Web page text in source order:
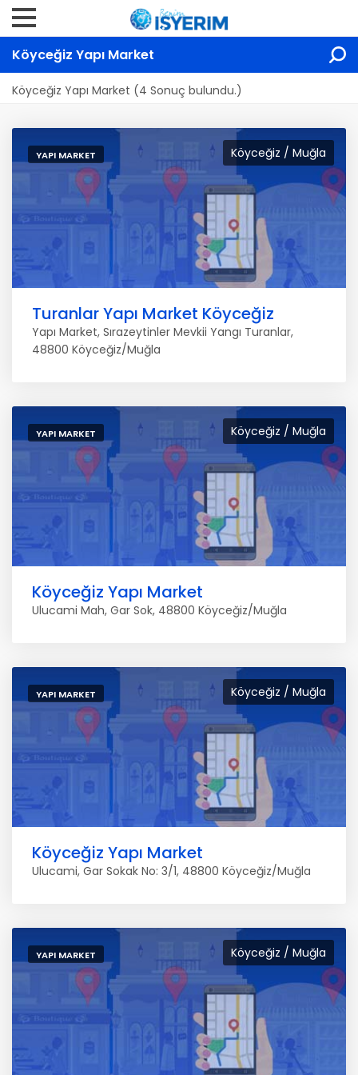
Köyceğiz Yapı Market
Köyceğiz Yapı Market (4 Sonuç bulundu.)
Köyceğiz / Muğla
YAPI MARKET
Turanlar Yapı Market Köyceğiz
Yapı Market, Sırazeytinler Mevkii Yangı Turanlar,
48800 Köyceğiz/Muğla
Köyceğiz / Muğla
YAPI MARKET
Köyceğiz Yapı Market
Ulucami Mah, Gar Sok, 48800 Köyceğiz/Muğla
Köyceğiz / Muğla
YAPI MARKET
Köyceğiz Yapı Market
Ulucami, Gar Sokak No: 3/1, 48800 Köyceğiz/Muğla
Köyceğiz / Muğla
YAPI MARKET